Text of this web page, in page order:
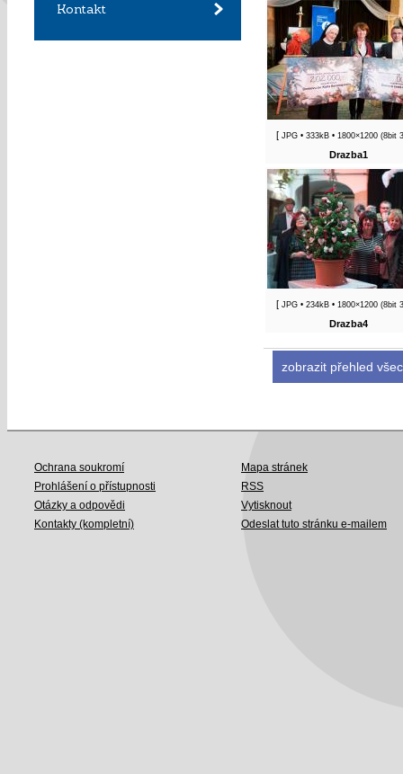
Kontakt
[ JPG• 333kB • 1800×1200 (8bit
Drazba1
[ JPG• 234kB • 1800×1200 (8bit
Drazba4
zobrazit přehled
Ochrana soukromí
Prohlášení o přístupnosti
Otázky a odpovědi
Kontakty (kompletní)
Mapa stránek
RSS
Vytisknout
Odeslat tuto stránku e-mailem